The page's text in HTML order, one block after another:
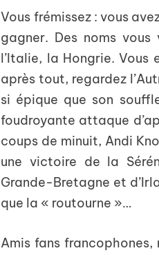
Vous frémissez : vous
gagner. Des noms
l’Italie, la Hongrie. Vous
après tout, regardez
si épique que son
foudroyante attaque
coups de minuit, Andi
une victoire de la
Grande-Bretagne et
que la « routourne »…
Amis fans